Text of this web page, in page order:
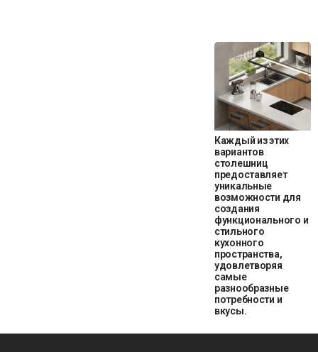
Каждый из этих
вариантов
столешниц
предоставляет
уникальные
возможности для
создания
функционального и
стильного
кухонного
пространства,
удовлетворяя
самые
разнообразные
потребности и
вкусы.